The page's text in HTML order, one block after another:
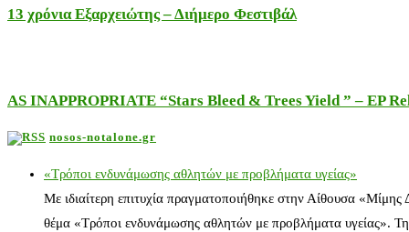
13 χρόνια Εξαρχειώτης – Διήμερο Φεστιβάλ
AS INAPPROPRIATE “Stars Bleed & Trees Yield ” – EP
nosos-notalone.gr
«Τρόποι ενδυνάμωσης αθλητών με προβλήματα υγείας»
Με ιδιαίτερη επιτυχία πραγματοποιήθηκε στην Αίθουσα
θέμα «Τρόποι ενδυνάμωσης αθλητών με προβλήματα υγείας».